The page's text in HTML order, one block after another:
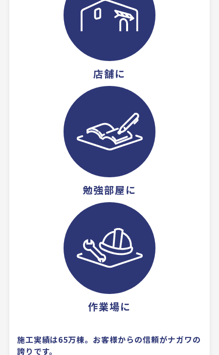
店舗に
勉強部屋に
作業場に
施工実績は65万棟。 お客様からの信頼がナガワの
誇りです。